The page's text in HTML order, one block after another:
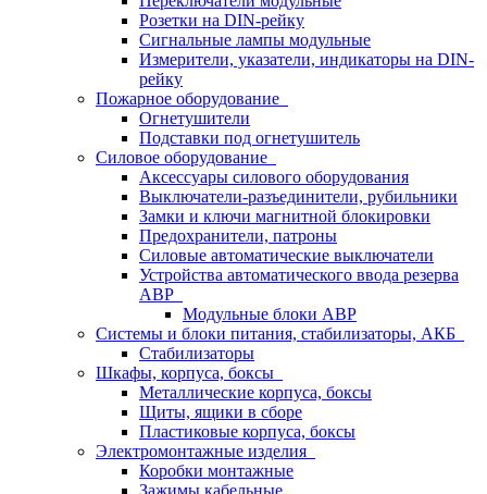
Розетки на DIN-рейку
Сигнальные лампы модульные
Измерители, указатели, индикаторы на DIN-
рейку
Пожарное оборудование
Огнетушители
Подставки под огнетушитель
Силовое оборудование
Аксессуары силового оборудования
Выключатели-разъединители, рубильники
Замки и ключи магнитной блокировки
Предохранители, патроны
Силовые автоматические выключатели
Устройства автоматического ввода резерва
АВР
Модульные блоки АВР
Системы и блоки питания, стабилизаторы, АКБ
Стабилизаторы
Шкафы, корпуса, боксы
Металлические корпуса, боксы
Щиты, ящики в сборе
Пластиковые корпуса, боксы
Электромонтажные изделия
Коробки монтажные
Зажимы кабельные